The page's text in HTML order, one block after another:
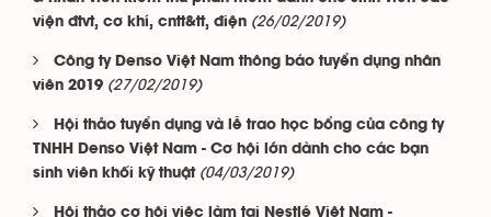
viện đtvt, cơ khí, cntt&tt, điện (26/02/2019)
Công ty Denso Việt Nam thông báo tuyển dụng nhân
viên 2019 (27/02/2019)
Hội thảo tuyển dụng và lễ trao học bổng của công ty
TNHH Denso Việt Nam - Cơ hội lớn dành cho các bạn
sinh viên khối kỹ thuật (04/03/2019)
Hội thảo cơ hội việc làm tại Nestlé Việt Nam -